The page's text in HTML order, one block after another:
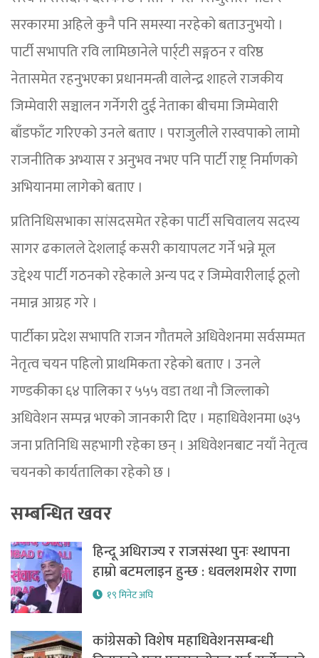
सरकारमा अहिले कुनै पनि समस्या नरहेको बताउनुभयो ।
पार्टी सभापति रवि लामिछानेले पार्र्टी सङ्गठन र वरिष्ठ
नेतासमेत रहनुभएका प्रधानमन्त्री वालेन्द्र शाहले राजकीय
जिम्मेवारी सञ्चालन गर्नेगरी दुई नेताका बीचमा जिम्मेवारी
बाँडफाँट गरिएको उनले बताए । पराजुलीले रास्वपाको लामो
राजनीतिक अभ्यास र अनुभव नभए पनि पार्टी राष्ट्र निर्माणको
अभियानमा लागेको बताए ।
प्रतिनिधिसभाका सांसदसमेत रहेका पार्टी सचिवालय सदस्य
सागर ढकालले देशलाई कसरी कायापलट गर्ने भन्ने मूल
उद्देश्य पार्टी गठनको रहेकाले अन्य पद र जिम्मेवारीलाई ठूलो
नमान्न आग्रह गरे ।
पार्टीका प्रदेश सभापति राजन गौतमले अधिवेशनमा सर्वसम्मत
नेतृत्व चयन पहिलो प्राथमिकता रहेको बताए । उनले
गण्डकीका ६४ पालिका र ५५५ वडा तथा नौ जिल्लाको
अधिवेशन सम्पन्न भएको जानकारी दिए । महाधिवेशनमा ७३५
जना प्रतिनिधि सहभागी रहेका छन् । अधिवेशनबाट नयाँ नेतृत्व
चयनको कार्यतालिका रहेको छ ।
सम्बन्धित खवर
हिन्दू अधिराज्य र राजसंस्था पुनः स्थापना
हाम्रो बटमलाइन हुन्छ : धवलशमशेर राणा
१९ मिनेट अघि
कांग्रेसको विशेष महाधिवेशनसम्बन्धी